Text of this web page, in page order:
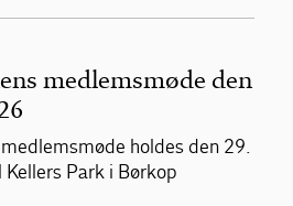
medlemsmøde den
holdes den 29.
Park i Børkop